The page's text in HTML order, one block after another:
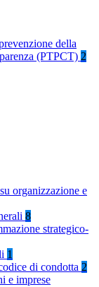
della
(PTPCT) 2
organizzazione e
8
strategico-
1
di condotta 2
e imprese